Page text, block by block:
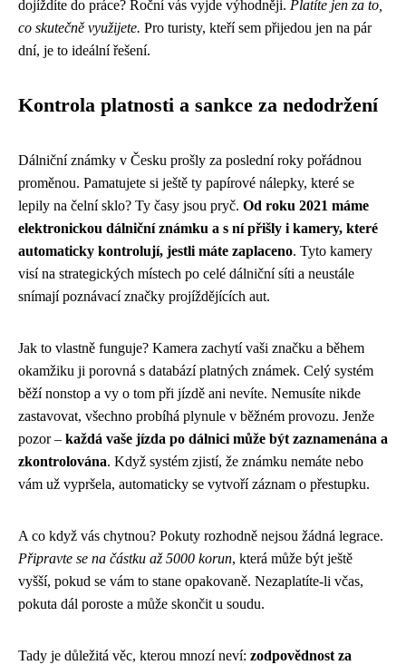
dojíždíte do práce? Roční vás vyjde výhodněji. Platíte jen za to,
co skutečně využijete. Pro turisty, kteří sem přijedou jen na pár
dní, je to ideální řešení.
Kontrola platnosti a sankce za nedodržení
Dálniční známky v Česku prošly za poslední roky pořádnou
proměnou. Pamatujete si ještě ty papírové nálepky, které se
lepily na čelní sklo? Ty časy jsou pryč. Od roku 2021 máme
elektronickou dálniční známku a s ní přišly i kamery, které
automaticky kontrolují, jestli máte zaplaceno. Tyto kamery
visí na strategických místech po celé dálniční síti a neustále
snímají poznávací značky projíždějících aut.
Jak to vlastně funguje? Kamera zachytí vaši značku a během
okamžiku ji porovná s databází platných známek. Celý systém
běží nonstop a vy o tom při jízdě ani nevíte. Nemusíte nikde
zastavovat, všechno probíhá plynule v běžném provozu. Jenže
pozor – každá vaše jízda po dálnici může být zaznamenána a
zkontrolována. Když systém zjistí, že známku nemáte nebo
vám už vypršela, automaticky se vytvoří záznam o přestupku.
A co když vás chytnou? Pokuty rozhodně nejsou žádná legrace.
Připravte se na částku až 5000 korun, která může být ještě
vyšší, pokud se vám to stane opakovaně. Nezaplatíte-li včas,
pokuta dál poroste a může skončit u soudu.
Tady je důležitá věc, kterou mnozí neví: zodpovědnost za